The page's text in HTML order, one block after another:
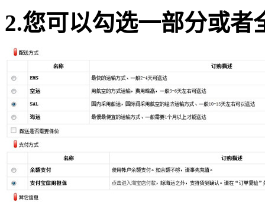
2.您可以勾选一部分或者